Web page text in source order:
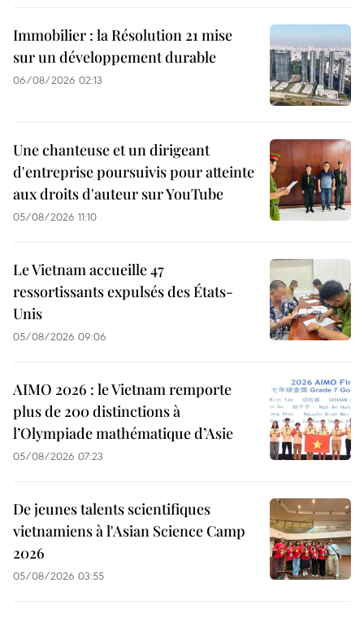
Immobilier : la Résolution 21 mise
sur un développement durable
06/08/2026 02:13
Une chanteuse et un dirigeant
d'entreprise poursuivis pour atteinte
aux droits d'auteur sur YouTube
05/08/2026 11:10
Le Vietnam accueille 47
ressortissants expulsés des États-
Unis
05/08/2026 09:06
AIMO 2026 : le Vietnam remporte
plus de 200 distinctions à
l’Olympiade mathématique d’Asie
05/08/2026 07:23
De jeunes talents scientifiques
vietnamiens à l'Asian Science Camp
2026
05/08/2026 03:55